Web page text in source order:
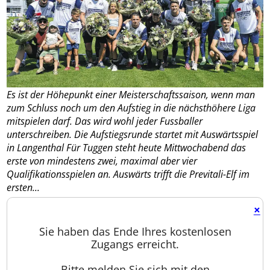
Es ist der Höhepunkt einer Meisterschaftssaison, wenn man
zum Schluss noch um den Aufstieg in die nächsthöhere Liga
mitspielen darf. Das wird wohl jeder Fussballer
unterschreiben. Die Aufstiegsrunde startet mit Auswärtsspiel
in Langenthal Für Tuggen steht heute Mittwochabend das
erste von mindestens zwei, maximal aber vier
Qualifikationsspielen an. Auswärts trifft die Previtali-Elf im
ersten...
×
Sie haben das Ende Ihres kostenlosen
Zugangs erreicht.